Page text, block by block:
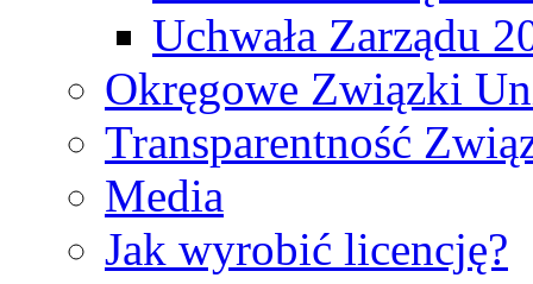
Uchwała Zarządu
Okręgowe Związki
Transparentność
Media
Jak wyrobić licencję?